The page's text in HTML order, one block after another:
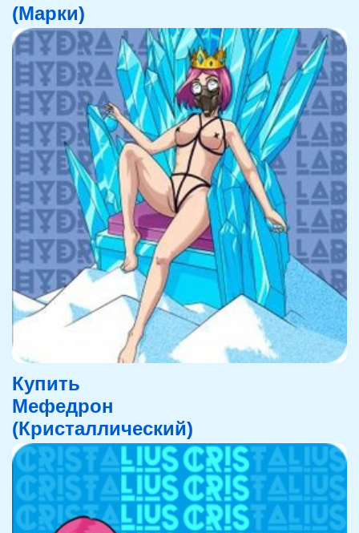
(Марки)
Купить
Мефедрон
(Кристаллический)